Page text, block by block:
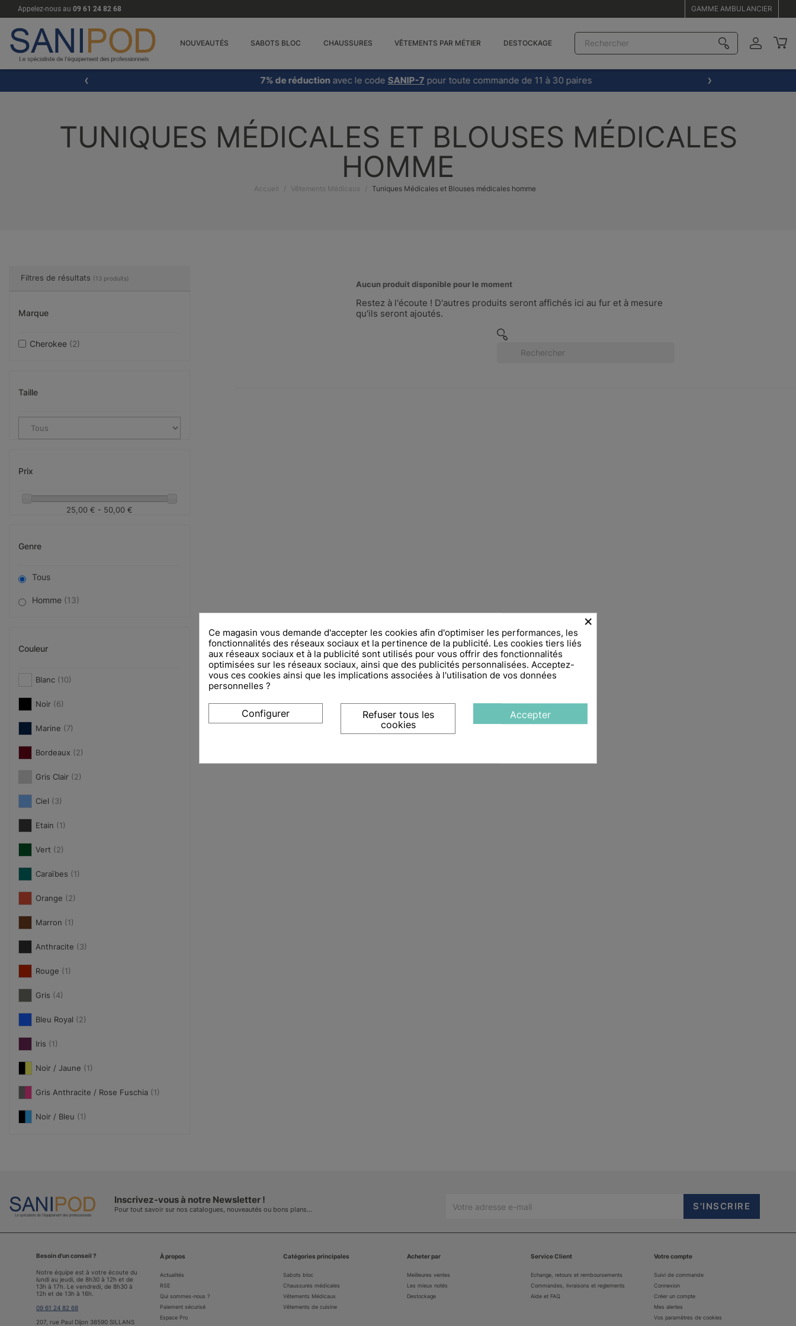
Appelez-nous au 09 61 24 82 68 GAMME AMBULANCIER
NOUVEAUTÉS SABOTS BLOC CHAUSSURES VÊTEMENTS PAR MÉTIER DESTOCKAGE
7% de réductionavec le codeSANIP-7pour toute commande de 11 à 30 paires
TUNIQUES MÉDICALES ET BLOUSES MÉDICALES
HOMME
Accueil Vêtements Médicaux Tuniques Médicales et Blouses médicales homme
Filtres de résultats (13 produits)
Marque
Cherokee (2)
Taille
Prix
25,00 € - 50,00 €
Genre
Tous
Homme (13)
Couleur
Blanc (10)
Noir (6)
Marine (7)
Bordeaux (2)
Gris Clair (2)
Ciel (3)
Etain (1)
Vert (2)
Caraïbes (1)
Orange (2)
Marron (1)
Anthracite (3)
Rouge (1)
Gris (4)
Bleu Royal (2)
Iris (1)
Noir / Jaune (1)
Gris Anthracite / Rose Fuschia (1)
Noir / Bleu (1)
Aucun produit disponible pour le moment
Restez à l'écoute ! D'autres produits seront affichés ici au fur et à mesure
qu'ils seront ajoutés.
Inscrivez-vous à notre Newsletter !
Pour tout savoir sur nos catalogues, nouveautés ou bons plans…
Besoin d'un conseil ?
Notre équipe est à votre écoute du
lundi au jeudi, de 8h30 à 12h et de
13h à 17h. Le vendredi, de 8h30 à
12h et de 13h à 16h.
09 61 24 82 68
207, rue Paul Dijon 38590 SILLANS
À propos
Actualités
RSE
Qui sommes-nous ?
Paiement sécurisé
Espace Pro
Catégories principales
Sabots bloc
Chaussures médicales
Vêtements Médicaux
Vêtements de cuisine
Acheter par
Meilleures ventes
Les mieux notés
Destockage
Service Client
Echange, retours et remboursements
Commandes, livraisons et reglements
Aide et FAQ
Votre compte
Suivi de commande
Connexion
Créer un compte
Mes alertes
Vos paramètres de cookies
×
Ce magasin vous demande d'accepter les cookies afin d'optimiser les performances, les
fonctionnalités des réseaux sociaux et la pertinence de la publicité. Les cookies tiers liés
aux réseaux sociaux et à la publicité sont utilisés pour vous offrir des fonctionnalités
optimisées sur les réseaux sociaux, ainsi que des publicités personnalisées. Acceptez-
vous ces cookies ainsi que les implications associées à l'utilisation de vos données
personnelles ?
Accepter
Refuser tous les
cookies
Configurer